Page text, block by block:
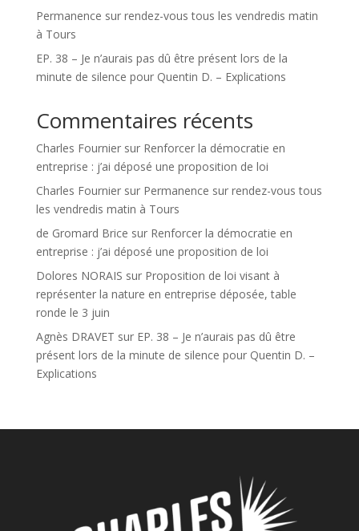
Permanence sur rendez-vous tous les vendredis matin
à Tours
EP. 38 – Je n’aurais pas dû être présent lors de la
minute de silence pour Quentin D. – Explications
Commentaires récents
Charles Fourniersur Renforcer la démocratie en
entreprise : j’ai déposé une proposition de loi
Charles Fourniersur Permanence sur rendez-vous tous
les vendredis matin à Tours
de Gromard Brice sur Renforcer la démocratie en
entreprise : j’ai déposé une proposition de loi
Dolores NORAIS sur Proposition de loi visant à
représenter la nature en entreprise déposée, table
ronde le 3 juin
Agnès DRAVET sur EP. 38 – Je n’aurais pas dû être
présent lors de la minute de silence pour Quentin D. –
Explications